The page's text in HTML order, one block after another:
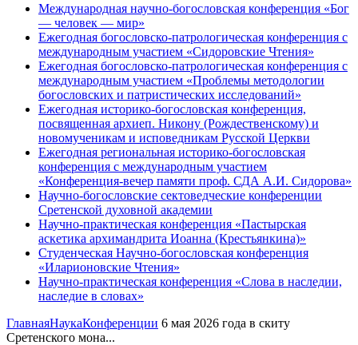
Международная научно-богословская конференция «Бог
— человек — мир»
Ежегодная богословско-патрологическая конференция с
международным участием «Сидоровские Чтения»
Ежегодная богословско-патрологическая конференция с
международным участием «Проблемы методологии
богословских и патристических исследований»
Ежегодная историко-богословская конференция,
посвященная архиеп. Никону (Рождественскому) и
новомученикам и исповедникам Русской Церкви
Ежегодная региональная историко-богословская
конференция с международным участием
«Конференция-вечер памяти проф. СДА А.И. Сидорова»
Научно-богословские сектоведческие конференции
Сретенской духовной академии
Научно-практическая конференция «Пастырская
аскетика архимандрита Иоанна (Крестьянкина)»
Студенческая Научно-богословская конференция
«Иларионовские Чтения»
Научно-практическая конференция «Cлова в наследии,
наследие в словах»
ГлавнаяНаукаКонференции 6 мая 2026 года в скиту
Сретенского мона...